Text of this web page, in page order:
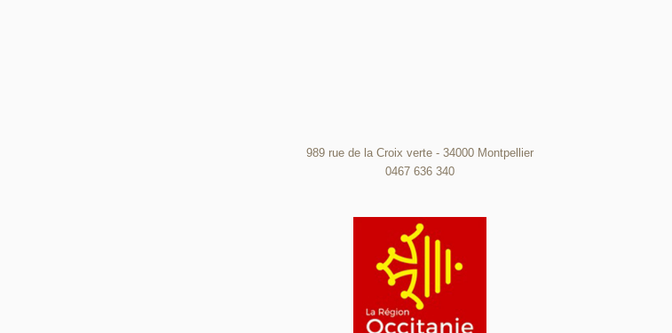
989 rue de la Croix verte - 34000 Montpellier
0467 636 340